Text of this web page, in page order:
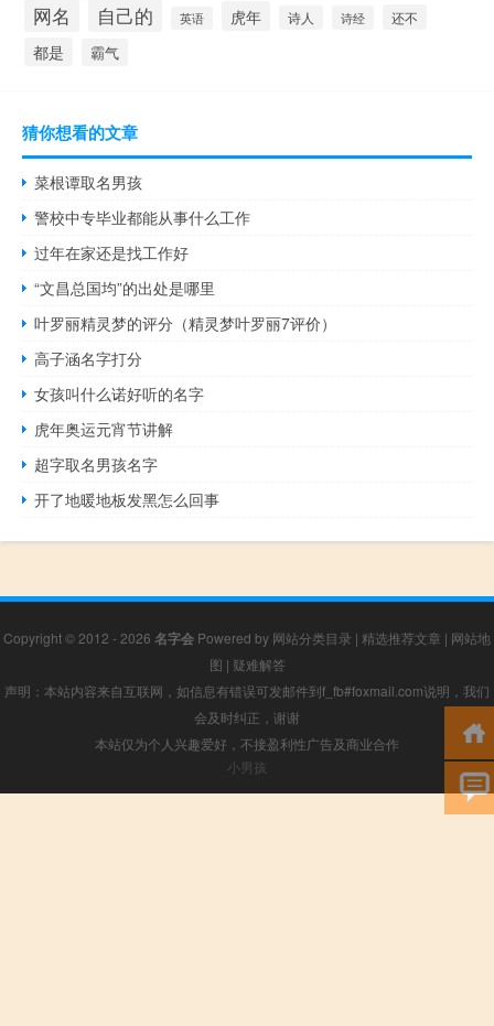
网名 自己的 英语 虎年 诗人 诗经 还不
都是 霸气
猜你想看的文章
菜根谭取名男孩
警校中专毕业都能从事什么工作
过年在家还是找工作好
“文昌总国均”的出处是哪里
叶罗丽精灵梦的评分（精灵梦叶罗丽7评价）
高子涵名字打分
女孩叫什么诺好听的名字
虎年奥运元宵节讲解
超字取名男孩名字
开了地暖地板发黑怎么回事
Copyright © 2012 - 2026 名字会 Powered by 网站分类目录 | 精选推荐文章 | 网站地
图 | 疑难解答
声明：本站内容来自互联网，如信息有错误可发邮件到f_fb#foxmail.com说明，我们
会及时纠正，谢谢
本站仅为个人兴趣爱好，不接盈利性广告及商业合作
小男孩